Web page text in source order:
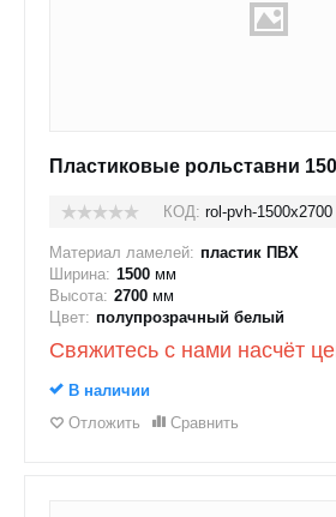
Пластиковые рольставни
КОД: rol-pvh-1500x2700
Материал ламелей: пластик ПВХ
Ширина: 1500 мм
Высота: 2700 мм
Цвет: полупрозрачный белый
Свяжитесь с нами насчёт
В наличии
Отложить
Сравнить